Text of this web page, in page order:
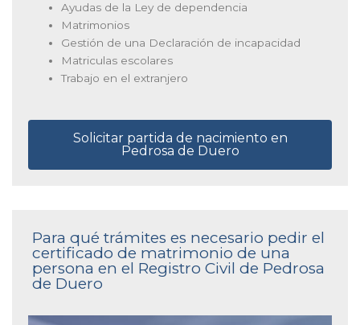
Ayudas de la Ley de dependencia
Matrimonios
Gestión de una Declaración de incapacidad
Matriculas escolares
Trabajo en el extranjero
Solicitar partida de nacimiento en
Pedrosa de Duero
Para qué trámites es necesario pedir el
certificado de matrimonio de una
persona en el Registro Civil de Pedrosa
de Duero